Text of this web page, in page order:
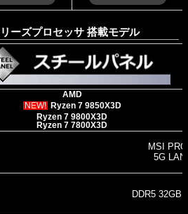
ーズプロセッサ 搭載モデル
AMD
NEW!
Ryzen 7 9850X3D
Ryzen 7 9800X3D
Ryzen 7 7800X3D
MSI
5G
DDR5 32GB